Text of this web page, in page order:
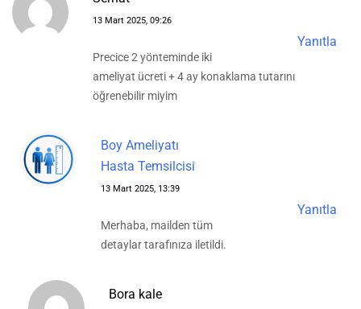
13 Mart 2025, 09:26
Yanıtla
Precice 2 yönteminde iki
ameliyat ücreti + 4 ay konaklama tutarını
öğrenebilir miyim
Boy Ameliyatı
Hasta Temsilcisi
13 Mart 2025, 13:39
Yanıtla
Merhaba, mailden tüm
detaylar tarafınıza iletildi.
Bora kale